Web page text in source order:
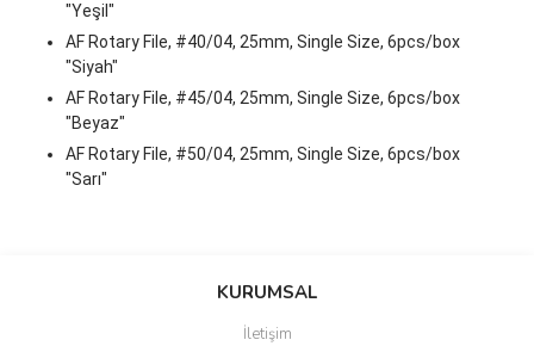
"Yeşil"
AF Rotary File, #40/04, 25mm, Single Size, 6pcs/box
"Siyah"
AF Rotary File, #45/04, 25mm, Single Size, 6pcs/box
"Beyaz"
AF Rotary File, #50/04, 25mm, Single Size, 6pcs/box
"Sarı"
Bu ürüne ilk yorumu siz yapın!
KURUMSAL
İletişim